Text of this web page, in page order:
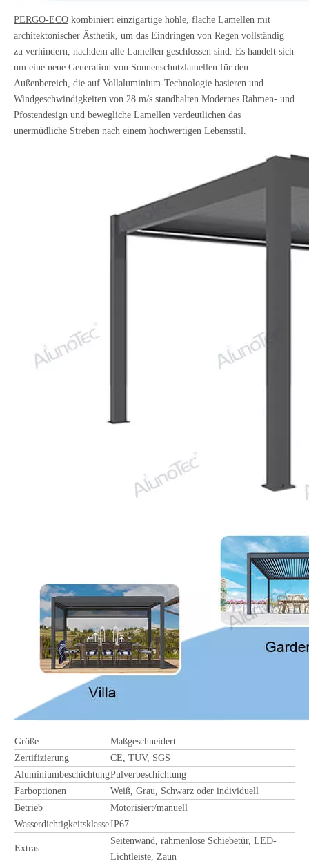
PERGO-ECO kombiniert einzigartige hohle, flache Lamellen mit
architektonischer Ästhetik, um das Eindringen von Regen vollständig
zu verhindern, nachdem alle Lamellen geschlossen sind. Es handelt sich
um eine neue Generation von Sonnenschutzlamellen für den
Außenbereich, die auf Vollaluminium-Technologie basieren und
Windgeschwindigkeiten von 28 m/s standhalten.Modernes Rahmen- und
Pfostendesign und bewegliche Lamellen verdeutlichen das
unermüdliche Streben nach einem hochwertigen Lebensstil.
Größe
Maßgeschneidert
Zertifizierung
CE, TÜV, SGS
AluminiumbeschichtungPulverbeschichtung
Farboptionen
Weiß, Grau, Schwarz oder individuell
Betrieb
Motorisiert/manuell
WasserdichtigkeitsklasseIP67
Extras
Seitenwand, rahmenlose Schiebetür, LED-
Lichtleiste, Zaun